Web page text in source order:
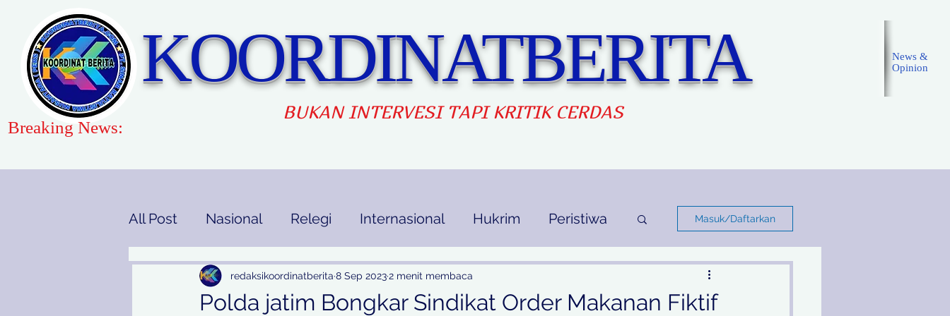
KOORDINATBERITA
BUKAN INTERVESI TAPI KRITIK CERDAS
News &
Opinion
Breaking News:
All Post Nasional Relegi Internasional Hukrim Peristiwa
Gaya Hidup Pendidikan Ekbis Opini
Masuk/Daftarkan
Polda jatim Bongkar Sindikat Order Makanan Fiktif
redaksikoordinatberita 8 Sep 20232 menit membaca